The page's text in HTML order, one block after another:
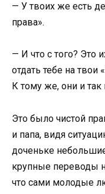
— У твоих же есть
права».
— И что с того? Это
отдать тебе на твои
К тому же, они и
Это было чистой
и папа, видя
доченьке
крупные переводы
что сами молодые